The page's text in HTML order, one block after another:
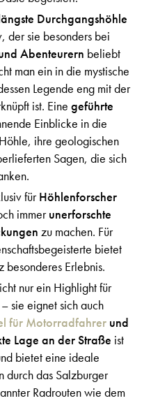
Durchgangshöhle
der sie besonders bei
Abenteurern beliebt
man ein in die mystische
Legende eng mit der
ist. Eine geführte
Einblicke in die
ihre geologischen
Sagen, die sich
fürHöhlenforscher
immerunerforschte
zu machen. Für
bietet
besonderes Erlebnis.
nur ein Highlight für
sie eignet sich auch
für Motorradfahrerund
Lage an der Straße ist
bietet eine ideale
durch das Salzburger
Radrouten wie dem